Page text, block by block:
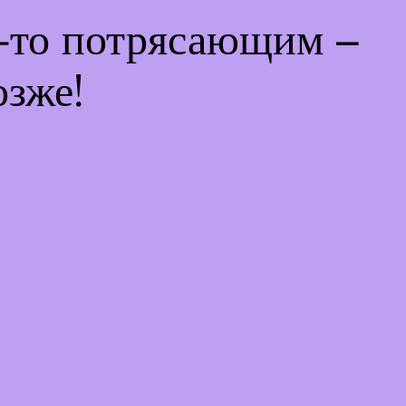
потрясающим –